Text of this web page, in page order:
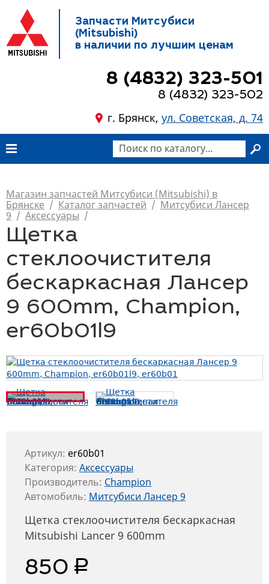
Запчасти Митсубиси
(Mitsubishi)
в наличии по лучшим ценам
8 (4832) 323-501
8 (4832) 323-502
г. Брянск, ул. Советская, д. 74
Магазин запчастей Митсубиси (Mitsubishi) в
Брянске / Каталог запчастей / Митсубиси Лансер
9 / Аксессуары /
Щетка
стеклоочистителя
бескаркасная Лансер
9 600mm, Champion,
er60b01l9
Артикул: er60b01
Категория: Аксессуары
Производитель: Champion
Автомобиль: Митсубиси Лансер 9
Щетка стеклоочистителя бескаркасная
Mitsubishi Lancer 9 600mm
850 руб.